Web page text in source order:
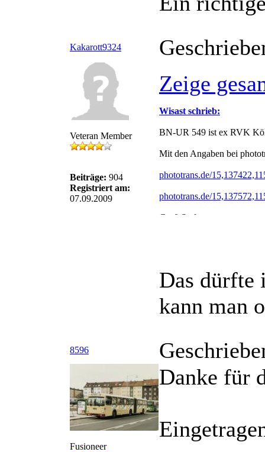
Kakarott9324
Veteran Member
Beiträge: 904
Registriert am:
07.09.2009
Zeige
Wisast schrieb:
BN-UR 549 ist ex RVK
Mit den Angaben bei
phototrans.de/
phototrans.de/
Gruß Stefan
Das dürfte
kann man
8596
Fusioneer
Danke für